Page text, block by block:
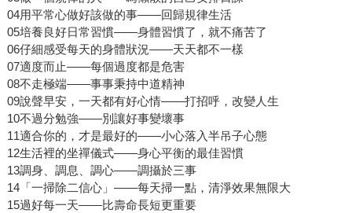
04用平常心做好該做的事——回歸規律生活
05培養良好日常習慣——身體習慣了，就不痛苦了
06仔細感受每天的身體狀況——天天都不一樣
07適度而止——每個過度都是危害
08不走極端——事事秉持中道精神
09說聲早安，一天都有好心情——打招呼，改變人生
10不過分勉強——別讓好事變壞事
11適合你的，才是最好的——小心落入半吊子心態
12生活裡的坐禪儀式——身心平衡的最佳習慣
13調身、調息、調心——調攝於三事
14「一掃除二信心」——每天掃一點，清淨效果無限大
15過好每一天——比壽命長短更重要